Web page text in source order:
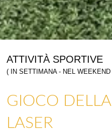
ARTIGIANATO E GALLERIE
NEGOZI E ARTIGIANI
ATTIVITÀ SPORTIVE
( IN SETTIMANA - NEL
GIOCO
LASER